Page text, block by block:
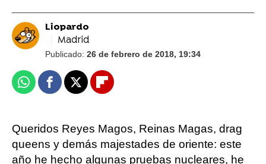
Liopardo
Madrid
Publicado: 26 de febrero de 2018, 19:34
WhatsappFacebook
X Flipboard
Queridos Reyes Magos, Reinas Magas, drag
queens y demás majestades de oriente: este
año he hecho algunas pruebas nucleares, he